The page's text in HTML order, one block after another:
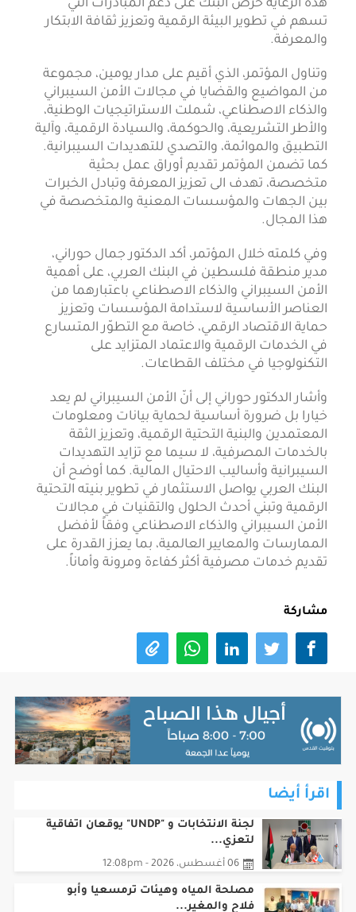
هذه الرعاية حرص البنك على دعم المبادرات التي
تسهم في تطوير البيئة الرقمية وتعزيز ثقافة الابتكار
والمعرفة.
وتناول المؤتمر، الذي أقيم على مدار يومين، مجموعة
من المواضيع والقضايا في مجالات الأمن السيبراني
والذكاء الاصطناعي، شملت الاستراتيجيات الوطنية،
والأطر التشريعية، والحوكمة، والسيادة الرقمية، وآلية
التطبيق والموائمة، والتصدي للتهديدات السيبرانية.
كما تضمن المؤتمر تقديم أوراق عمل بحثية
متخصصة، تهدف الى تعزيز المعرفة وتبادل الخبرات
بين الجهات والمؤسسات المعنية والمتخصصة في
هذا المجال.
وفي كلمته خلال المؤتمر، أكد الدكتور جمال حوراني،
مدير منطقة فلسطين في البنك العربي، على أهمية
الأمن السيبراني والذكاء الاصطناعي باعتبارهما من
العناصر الأساسية لاستدامة المؤسسات وتعزيز
حماية الاقتصاد الرقمي، خاصة مع التطوّر المتسارع
في الخدمات الرقمية والاعتماد المتزايد على
التكنولوجيا في مختلف القطاعات.
وأشار الدكتور حوراني إلى أنّ الأمن السيبراني لم يعد
خيارا بل ضرورة أساسية لحماية بيانات ومعلومات
المعتمدين والبنية التحتية الرقمية، وتعزيز الثقة
بالخدمات المصرفية، لا سيما مع تزايد التهديدات
السيبرانية وأساليب الاحتيال المالية. كما أوضح أن
البنك العربي يواصل الاستثمار في تطوير بنيته التحتية
الرقمية وتبني أحدث الحلول والتقنيات في مجالات
الأمن السيبراني والذكاء الاصطناعي وفقاً لأفضل
الممارسات والمعايير العالمية، بما يعزز القدرة على
تقديم خدمات مصرفية أكثر كفاءة ومرونة وأماناً.
مشاركة
اقرأ أيضا
لجنة الانتخابات و "UNDP" يوقعان اتفاقية
لتعزي...
06 أغسطس، 2026 - 12:08pm
مصلحة المياه وهيئات ترمسعيا وأبو
فلاح والمغير...